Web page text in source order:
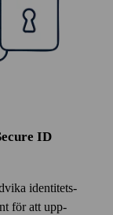
ID
identitets­
för att upp­